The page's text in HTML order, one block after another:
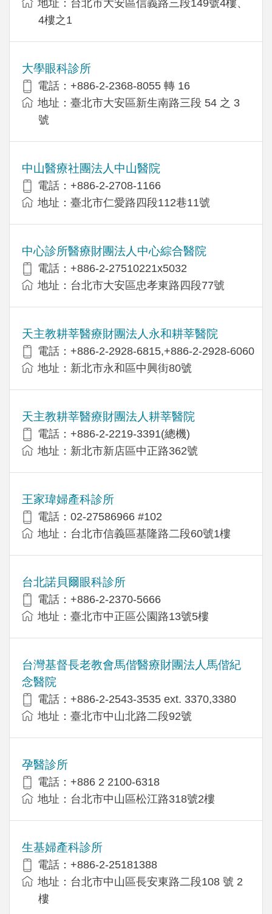
地址：台北市大安區信義路三段149號4樓、
4樓之1
大學眼科診所
電話：+886-2-2368-8055 轉 16
地址：臺北市大安區新生南路三段 54 之 3
號
中山醫療社團法人中山醫院
電話：+886-2-2708-1166
地址：臺北市仁愛路四段112巷11號
中心診所醫療財團法人中心綜合醫院
電話：+886-2-27510221x5032
地址：台北市大安區忠孝東路四段77號
天主教耕莘醫療財團法人永和耕莘醫院
電話：+886-2-2928-6815,+886-2-2928-6060
地址：新北市永和區中興街80號
天主教耕莘醫療財團法人耕莘醫院
電話：+886-2-2219-3391(總機)
地址：新北市新店區中正路362號
王家瑋婦產科診所
電話：02-27586966 #102
地址：台北市信義區基隆路二段60號1樓
台北諾貝爾眼科診所
電話：+886-2-2370-5666
地址：臺北市中正區公園路13號5樓
台灣基督長老教會馬偕醫療財團法人馬偕紀
念醫院
電話：+886-2-2543-3535 ext. 3370,3380
地址：臺北市中山北路二段92號
孕醫診所
電話：+886 2 2100-6318
地址：台北市中山區松江路318號2樓
生基婦產科診所
電話：+886-2-25181388
地址：台北市中山區長安東路二段108 號 2
樓